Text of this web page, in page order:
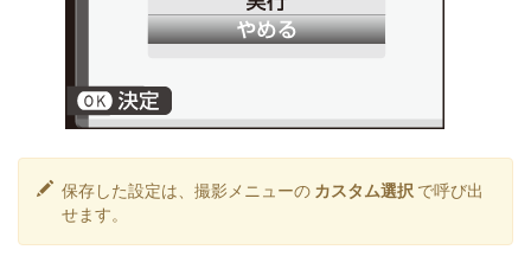
保存した設定は、撮影メニューの カスタム選択 で呼び出
せます。